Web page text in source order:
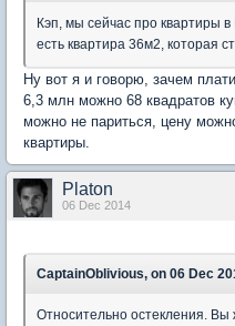
Кэп, мы сейчас про квартиры
есть квартира 36м2, которая
Ну вот я и говорю, зачем
6,3 млн можно 68 квадратов
можно не париться, цену
квартиры.
Platon
06 Dec 2014
CaptainOblivious, on 06 Dec
Относительно остекления.